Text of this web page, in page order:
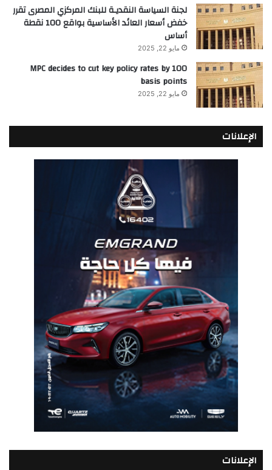
لجنة السياسة النقديـة للبنك المركزي المصرى تقرر
خفض أسعار العائد الأساسية بواقع 100 نقطة
أساس
مايو 22, 2025
MPC decides to cut key policy rates by 100
basis points
مايو 22, 2025
الإعلانات
الإعلانات